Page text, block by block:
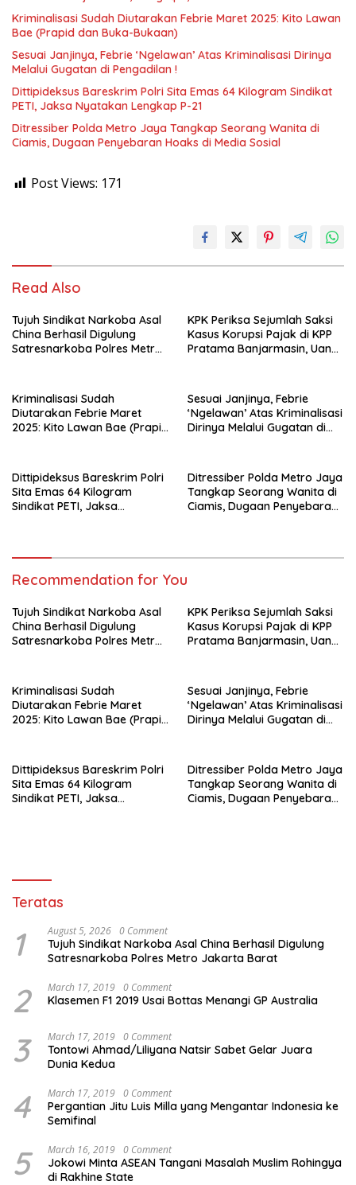
Kriminalisasi Sudah Diutarakan Febrie Maret 2025: Kito Lawan
Bae (Prapid dan Buka-Bukaan)
Sesuai Janjinya, Febrie ‘Ngelawan’ Atas Kriminalisasi Dirinya
Melalui Gugatan di Pengadilan !
Dittipideksus Bareskrim Polri Sita Emas 64 Kilogram Sindikat
PETI, Jaksa Nyatakan Lengkap P-21
Ditressiber Polda Metro Jaya Tangkap Seorang Wanita di
Ciamis, Dugaan Penyebaran Hoaks di Media Sosial
Post Views: 171
Read Also
Tujuh Sindikat Narkoba Asal
China Berhasil Digulung
Satresnarkoba Polres Metro
KPK Periksa Sejumlah Saksi
Kasus Korupsi Pajak di KPP
Pratama Banjarmasin, Uang
Kriminalisasi Sudah
Diutarakan Febrie Maret
2025: Kito Lawan Bae (Prapid
Sesuai Janjinya, Febrie
‘Ngelawan’ Atas Kriminalisasi
Dirinya Melalui Gugatan di
Dittipideksus Bareskrim Polri
Sita Emas 64 Kilogram
Sindikat PETI, Jaksa
Ditressiber Polda Metro Jaya
Tangkap Seorang Wanita di
Ciamis, Dugaan Penyebaran
Recommendation for You
Tujuh Sindikat Narkoba Asal
China Berhasil Digulung
Satresnarkoba Polres Metro
KPK Periksa Sejumlah Saksi
Kasus Korupsi Pajak di KPP
Pratama Banjarmasin, Uang
Kriminalisasi Sudah
Diutarakan Febrie Maret
2025: Kito Lawan Bae (Prapid
Sesuai Janjinya, Febrie
‘Ngelawan’ Atas Kriminalisasi
Dirinya Melalui Gugatan di
Dittipideksus Bareskrim Polri
Sita Emas 64 Kilogram
Sindikat PETI, Jaksa
Ditressiber Polda Metro Jaya
Tangkap Seorang Wanita di
Ciamis, Dugaan Penyebaran
Teratas
1 August 5, 2026 0 Comment
Tujuh Sindikat Narkoba Asal China Berhasil Digulung
Satresnarkoba Polres Metro Jakarta Barat
2 March 17, 2019 0 Comment
Klasemen F1 2019 Usai Bottas Menangi GP Australia
3 March 17, 2019 0 Comment
Tontowi Ahmad/Liliyana Natsir Sabet Gelar Juara
Dunia Kedua
4 March 17, 2019 0 Comment
Pergantian Jitu Luis Milla yang Mengantar Indonesia ke
Semifinal
5 March 16, 2019 0 Comment
Jokowi Minta ASEAN Tangani Masalah Muslim Rohingya
di Rakhine State